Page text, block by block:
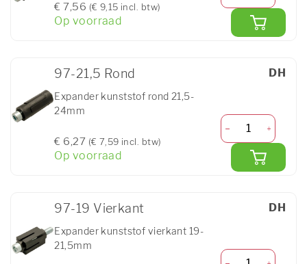
€ 7,56 (€ 9,15 incl. btw)
Op voorraad
DH
97-21,5 Rond
Expander kunststof rond 21,5-
24mm
€ 6,27 (€ 7,59 incl. btw)
Op voorraad
DH
97-19 Vierkant
Expander kunststof vierkant 19-
21,5mm